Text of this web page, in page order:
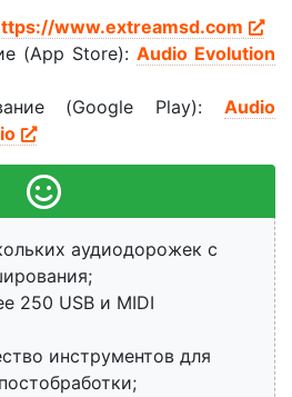
www.extreamsd.com
(App Store): Audio Evolution
(Google Play): Audio
аудиодорожек с
250 USB и MIDI
инструментов для